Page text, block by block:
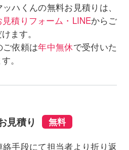
ハくんの無料お見積りは、
積りフォーム・LINEからご
ます。
ご依頼は年中無休で受付いた
。
見積り
絡手段にて担当者より折り返